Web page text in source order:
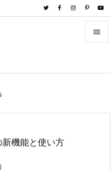

前へ
機能と使い方